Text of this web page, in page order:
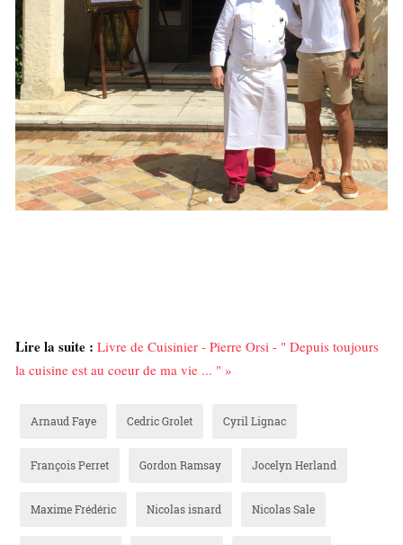
Lire la suite : Livre de Cuisinier - Pierre Orsi - " Depuis toujours
la cuisine est au coeur de ma vie ... " »
Arnaud Faye Cedric Grolet Cyril Lignac
François Perret Gordon Ramsay Jocelyn Herland
Maxime Frédéric Nicolas isnard Nicolas Sale